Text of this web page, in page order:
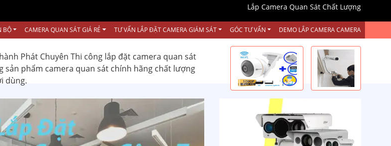
Lắp Camera Quan Sát Chất Lượng
BỘ CAMERA QUAN SÁT GIÁ RẺ TƯ VẤN LẮP ĐẶT CAMERA GIÁM SÁT GÓC TƯ VẤN DEMO LẮP CAMERA CAMERA
Phát Chuyên Thi công lắp đặt camera quan sát
sản phẩm camera quan sát chính hãng chất lượng
dùng.